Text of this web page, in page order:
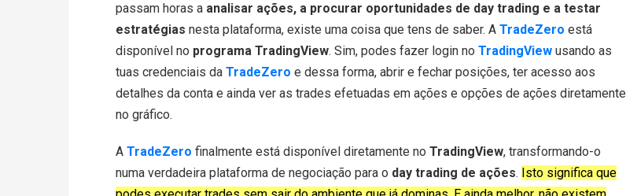
passam horas a analisar ações, a procurar oportunidades de day trading e a testar
estratégias nesta plataforma, existe uma coisa que tens de saber. A TradeZero está
disponível no programa TradingView. Sim, podes fazer login no TradingView usando as
tuas credenciais da TradeZero e dessa forma, abrir e fechar posições, ter acesso aos
detalhes da conta e ainda ver as trades efetuadas em ações e opções de ações diretamente
no gráfico.
A TradeZero finalmente está disponível diretamente no TradingView, transformando-o
numa verdadeira plataforma de negociação para o day trading de ações. Isto significa que